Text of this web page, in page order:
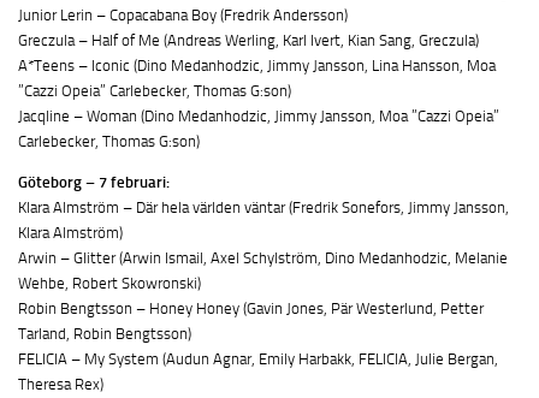
Junior Lerin – Copacabana Boy (Fredrik Andersson)
Greczula – Half of Me (Andreas Werling, Karl Ivert, Kian Sang, Greczula)
A*Teens – Iconic (Dino Medanhodzic, Jimmy Jansson, Lina Hansson, Moa
”Cazzi Opeia” Carlebecker, Thomas G:son)
Jacqline – Woman (Dino Medanhodzic, Jimmy Jansson, Moa ”Cazzi Opeia”
Carlebecker, Thomas G:son)
Göteborg – 7 februari:
Klara Almström – Där hela världen väntar (Fredrik Sonefors, Jimmy Jansson,
Klara Almström)
Arwin – Glitter (Arwin Ismail, Axel Schylström, Dino Medanhodzic, Melanie
Wehbe, Robert Skowronski)
Robin Bengtsson – Honey Honey (Gavin Jones, Pär Westerlund, Petter
Tarland, Robin Bengtsson)
FELICIA – My System (Audun Agnar, Emily Harbakk, FELICIA, Julie Bergan,
Theresa Rex)